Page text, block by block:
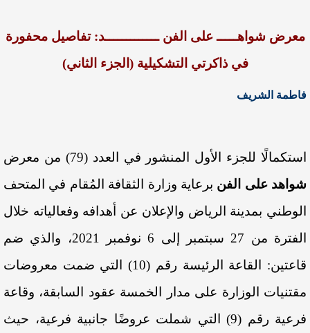
معرض شواهـــــ على الفن ـــــــــــــد: تفاصيل محفورة
في ذاكرتي التشكيلية (الجزء الثاني)
فاطمة الشريف
استكمالًا للجزء الأول المنشور في العدد (79) من معرض
شواهد على الفن برعاية وزارة الثقافة المُقام في المتحف
الوطني بمدينة الرياض والإعلان عن أهدافه وفعالياته خلال
الفترة من 27 سبتمبر إلى 6 نوفمبر 2021، والذي ضم
قاعتين: القاعة الرئيسة رقم (10) التي ضمت معروضات
مقتنيات الوزارة على مدار الخمسة عقود السابقة، وقاعة
فرعية رقم (9) التي
شملت عروضًا جانبية فرعية، حيث